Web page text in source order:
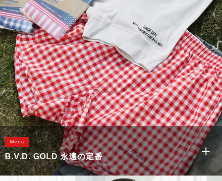
Mens
B.V.D. GOLD 永遠の定番